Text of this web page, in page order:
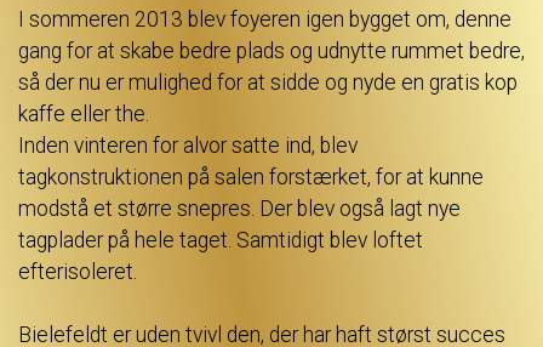
I sommeren 2013 blev foyeren igen bygget om, denne
gang for at skabe bedre plads og udnytte rummet bedre,
så der nu er mulighed for at sidde og nyde en gratis kop
kaffe eller the.
Inden vinteren for alvor satte ind, blev
tagkonstruktionen på salen forstærket, for at kunne
modstå et større snepres. Der blev også lagt nye
tagplader på hele taget. Samtidigt blev loftet
efterisoleret.
Bielefeldt er uden tvivl den, der har haft størst succes